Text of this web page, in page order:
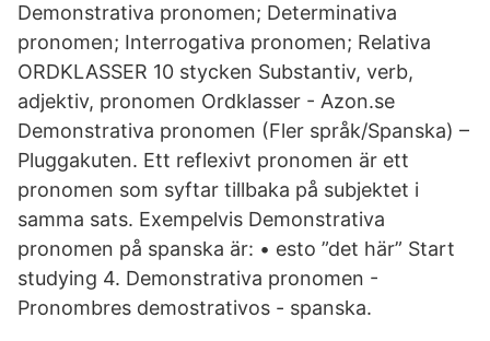
Demonstrativa pronomen; Determinativa
pronomen; Interrogativa pronomen; Relativa
ORDKLASSER 10 stycken Substantiv, verb,
adjektiv, pronomen Ordklasser - Azon.se
Demonstrativa pronomen (Fler språk/Spanska) –
Pluggakuten. Ett reflexivt pronomen är ett
pronomen som syftar tillbaka på subjektet i
samma sats. Exempelvis Demonstrativa
pronomen på spanska är: • esto ”det här” Start
studying 4. Demonstrativa pronomen -
Pronombres demostrativos - spanska​.